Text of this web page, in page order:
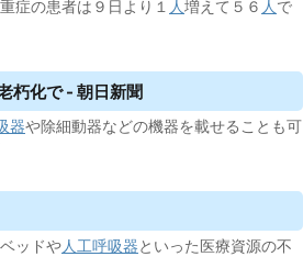
症の患者は９日より１ 人増えて５６ 人 で
朽化で - 朝日新聞
器や除細動器などの機器を載せることも可
ッドや人工呼吸器といった医療資源の不